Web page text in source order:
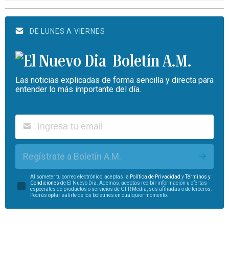
DE LUNES A VIERNES
Boletín A.M.
Las noticias explicadas de forma sencilla y directa para
entender lo más importante del día.
Regístrate a Boletín A.M.
Al someter tu correo electrónico, aceptas la Política de Privacidad yTérminos y
Condiciones de El Nuevo Día. Además, aceptas recibir información u ofertas
especiales de productos o servicios de GFR Media, sus afiliadas o de terceros.
Podrás optar salirte de los boletines en cualquier momento.